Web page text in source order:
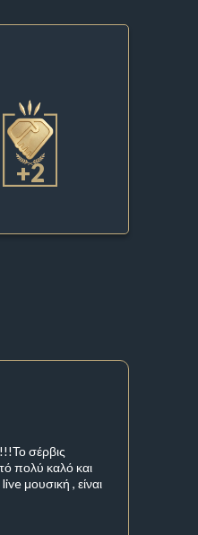
+2
σέρβις
πολύ καλό και
μουσική , είναι